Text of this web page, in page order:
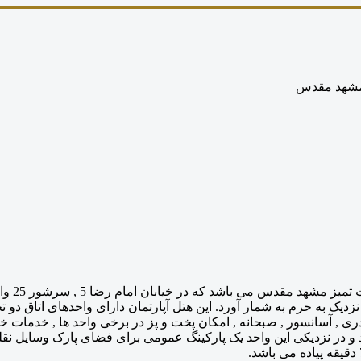
مشهد مقدس
به حرم به شمار آورد. این هتل آپارتمان دارای واحدهای اتاق
نزدیکی این واحد یک پارکینگ عمومی برای فضای پارک وسایل